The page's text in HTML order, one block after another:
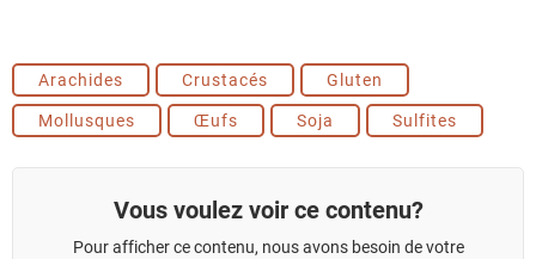
Arachides Crustacés
Gluten
Mollusques
Œufs Soja Sulfites
Vous voulez voir ce contenu?
Pour afficher ce contenu, nous avons besoin de votre